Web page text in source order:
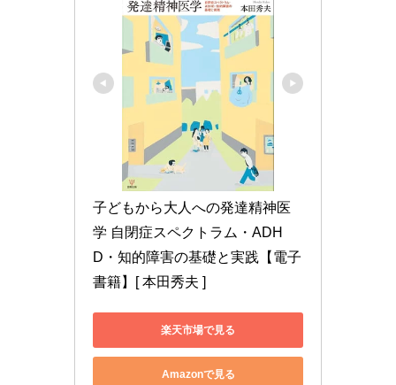
子どもから大人への発達精神医
学 自閉症スペクトラム・ADH
D・知的障害の基礎と実践【電子
書籍】[ 本田秀夫 ]
楽天市場で見る
Amazonで見る